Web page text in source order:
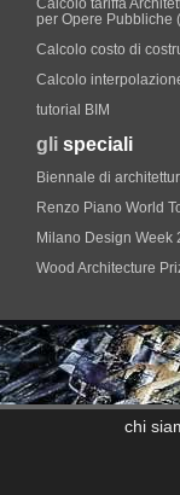
Calcolo tariffa
per Opere Pubbliche
Calcolo costo di
Calcolo
tutorial BIM
gli speciali
Biennale di
Renzo Piano World
Milano Design Week
Wood Architecture
chi